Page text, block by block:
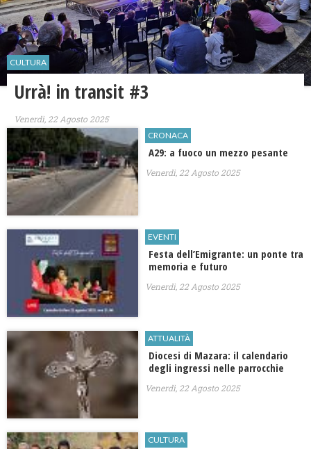
CULTURA
Urrà! in transit #3
Venerdì, 22 Agosto 2025
CRONACA
A29: a fuoco un mezzo pesante
Venerdì, 22 Agosto 2025
EVENTI
Festa dell’Emigrante: un ponte tra
memoria e futuro
Venerdì, 22 Agosto 2025
ATTUALITÀ
Diocesi di Mazara: il calendario
degli ingressi nelle parrocchie
Venerdì, 22 Agosto 2025
CULTURA